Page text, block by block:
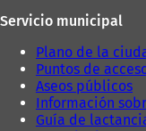
Servicio municipal
Plano de la
Puntos de
Aseos públicos
Información
Guía de